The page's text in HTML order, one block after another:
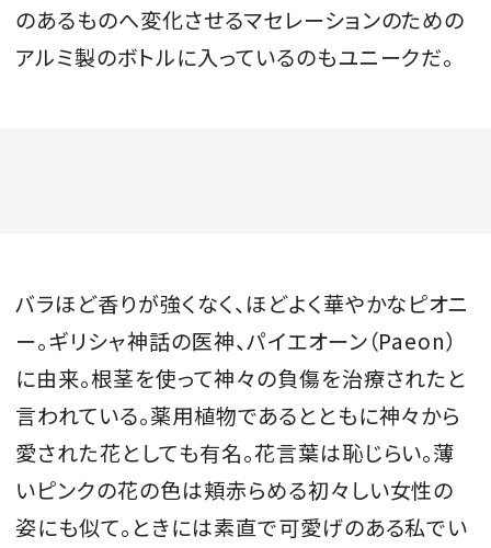
のあるものへ変化させるマセレーションのための
アルミ製のボトルに入っているのもユニークだ。
バラほど香りが強くなく、ほどよく華やかなピオニ
ー。ギリシャ神話の医神、パイエオーン（Paeon）
に由来。根茎を使って神々の負傷を治療されたと
言われている。薬用植物であるとともに神々から
愛された花としても有名。花言葉は恥じらい。薄
いピンクの花の色は頬赤らめる初々しい女性の
姿にも似て。ときには素直で可愛げのある私でい